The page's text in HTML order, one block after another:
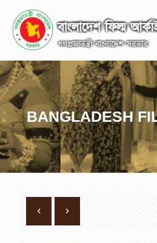
BANGLADESH